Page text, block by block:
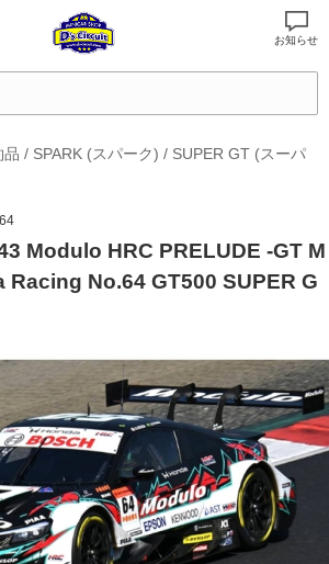
お知らせ
品 / SPARK (スパーク) / SUPER GT (スーパ
Modulo HRC PRELUDE -GT M
No.64 GT500 SUPER G